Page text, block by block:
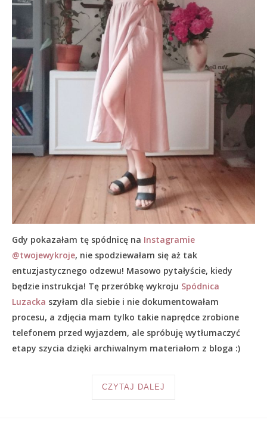
Gdy pokazałam tę spódnicę na Instagramie
@twojewykroje, nie spodziewałam się aż tak
entuzjastycznego odzewu! Masowo pytałyście, kiedy
będzie instrukcja! Tę przeróbkę wykroju Spódnica
Luzacka szyłam dla siebie i nie dokumentowałam
procesu, a zdjęcia mam tylko takie naprędce zrobione
telefonem przed wyjazdem, ale spróbuję wytłumaczyć
etapy szycia dzięki archiwalnym materiałom z bloga :)
CZYTAJ DALEJ